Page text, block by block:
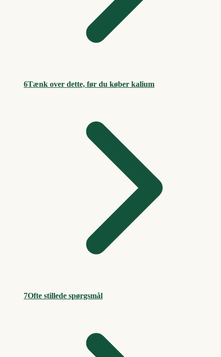
6Tænk over dette, før du køber kalium
7Ofte stillede spørgsmål